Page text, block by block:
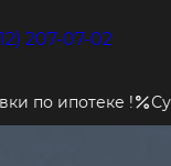
!
207-07-02